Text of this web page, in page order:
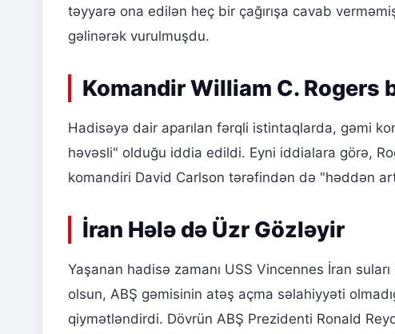
təyyarə ona edilən heç bir çağırışa cavab
gəlinərək vurulmuşdu.
Komandir William C. Rogers
Hadisəyə dair aparılan fərqli istintaqlarda, gəmi
həvəsli" olduğu iddia edildi. Eyni iddialara görə,
komandiri David Carlson tərəfindən də "həddən
İran Hələ də Üzr Gözləyir
Yaşanan hadisə zamanı USS Vincennes İran
olsun, ABŞ gəmisinin atəş açma səlahiyyəti
qiymətləndirdi. Dövrün ABŞ Prezidenti Ronald